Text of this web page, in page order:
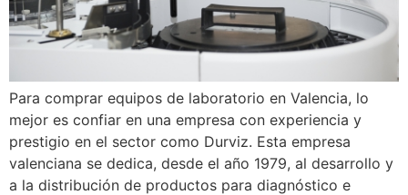
Para comprar equipos de laboratorio en Valencia, lo
mejor es confiar en una empresa con experiencia y
prestigio en el sector como Durviz. Esta empresa
valenciana se dedica, desde el año 1979, al desarrollo y
a la distribución de productos para diagnóstico e